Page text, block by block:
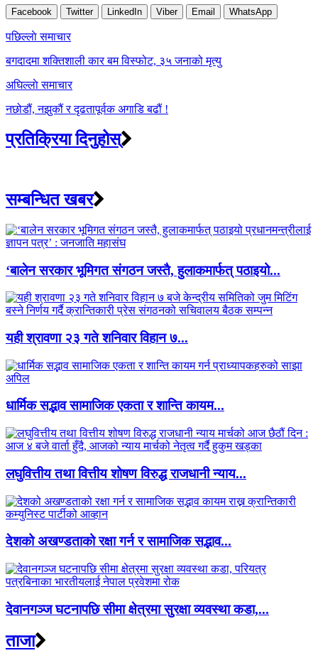
Facebook Twitter LinkedIn Viber Email WhatsApp
Post
navigation
पछिल्लाे समाचार
बगदादमा शक्तिशाली कार बम विस्फोट, ३५ जनाको मृत्यु
अघिल्लाे समाचार
नछोडौं, नझुकौं र दृढतापूर्वक अगाडि बढौं !
प्रतिक्रिया दिनुहोस्
सम्बन्धित खबर
‘बालेन सरकार भूमिगत संगठन जस्तै, हुलाकमार्फत् पठाइयो...
यही श्रावणा २३ गते शनिवार विहान ७...
धार्मिक सद्भाव सामाजिक एकता र शान्ति कायम...
लघुवित्तीय तथा वित्तीय शोषण विरुद्ध राजधानी न्याय...
देशको अखण्डताको रक्षा गर्न र सामाजिक सद्भाव...
देवानगञ्ज घटनापछि सीमा क्षेत्रमा सुरक्षा व्यवस्था कडा,...
ताजा